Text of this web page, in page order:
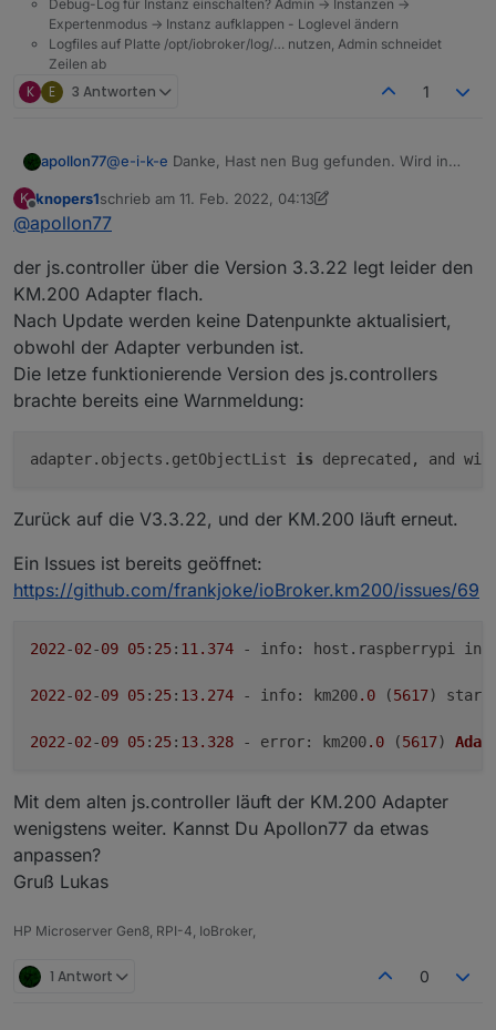
Debug-Log für Instanz einschalten? Admin -> Instanzen ->
Expertenmodus -> Instanz aufklappen - Loglevel ändern
Logfiles auf Platte /opt/iobroker/log/… nutzen, Admin schneidet
Zeilen ab
K E 3 Antworten 1
apollon77@e-i-k-e Danke, Hast nen Bug gefunden. Wird in
K
Offline
knopers1schrieb am 11. Feb. 2022, 04:13
zuletzt editiert von knopers12. Nov. 2022, 05:17
@apollon77
der js.controller über die Version 3.3.22 legt leider den
KM.200 Adapter flach.
Nach Update werden keine Datenpunkte aktualisiert,
obwohl der Adapter verbunden ist.
Die letze funktionierende Version des js.controllers
brachte bereits eine Warnmeldung:
adapter.objects.getObjectList is deprecated, and
Zurück auf die V3.3.22, und der KM.200 läuft erneut.
Ein Issues ist bereits geöffnet:
https://github.com/frankjoke/ioBroker.km200/issues/69
2022-02-09 05: 25: 11.374 - info: host. raspberrypi
2022-02-09 05: 25: 13.274 - info: km200.0 (5617)
2022-02-09 05: 25: 13.328 - error: km200.0 (5617)
Mit dem alten js.controller läuft der KM.200 Adapter
wenigstens weiter. Kannst Du Apollon77 da etwas
anpassen?
Gruß Lukas
HP Microserver Gen8, RPI-4, IoBroker,
1 Antwort 0